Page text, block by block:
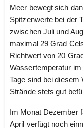
Meer bewegt sich
Spitzenwerte bei der
zwischen Juli und
maximal 29 Grad
Richtwert von 20
Wassertemperatur
Tage sind bei diesem
Strände stets gut
Im Monat Dezember
April verfügt noch